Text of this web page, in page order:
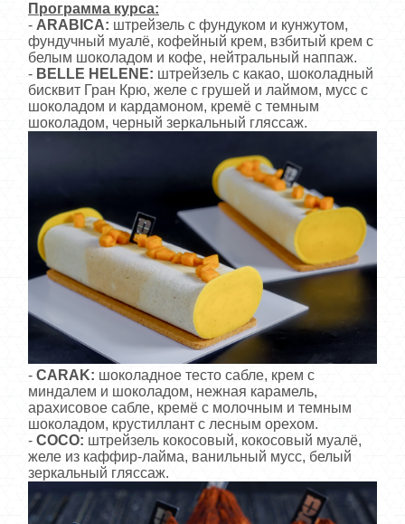
Программа курса:
- ARABICA: штрейзель с фундуком и кунжутом,
фундучный муалё, кофейный крем, взбитый крем с
белым шоколадом и кофе, нейтральный наппаж.
- BELLE HELENE: штрейзель с какао, шоколадный
бисквит Гран Крю, желе с грушей и лаймом, мусс с
шоколадом и кардамоном, кремё с темным
шоколадом, черный зеркальный гляссаж.
- CARAK: шоколадное тесто сабле, крем с
миндалем и шоколадом, нежная карамель,
арахисовое сабле, кремё с молочным и темным
шоколадом, крустиллант с лесным орехом.
- COCO: штрейзель кокосовый, кокосовый муалё,
желе из каффир-лайма, ванильный мусс, белый
зеркальный гляссаж.